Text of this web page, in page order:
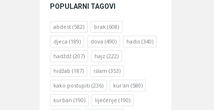
POPULARNI TAGOVI
abdest (582) brak (608)
djeca (189) dova (490) hadis (340)
hadždž (207) hajz (222)
hidžab (187) islam (353)
kako postupiti (236) kur'an (580)
kurban (190) liječenje (190)